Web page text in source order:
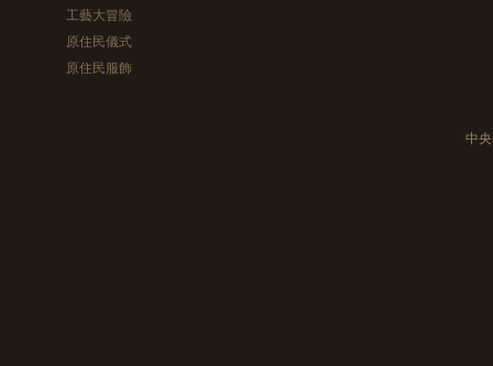
工藝大冒險
原住民儀式
原住民服飾
中